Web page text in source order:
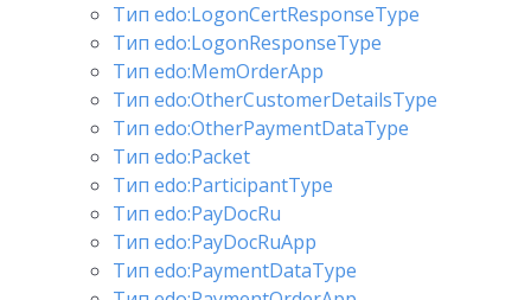
Тип edo:LogonCertResponseType
Тип edo:LogonResponseType
Тип edo:MemOrderApp
Тип edo:OtherCustomerDetailsType
Тип edo:OtherPaymentDataType
Тип edo:Packet
Тип edo:ParticipantType
Тип edo:PayDocRu
Тип edo:PayDocRuApp
Тип edo:PaymentDataType